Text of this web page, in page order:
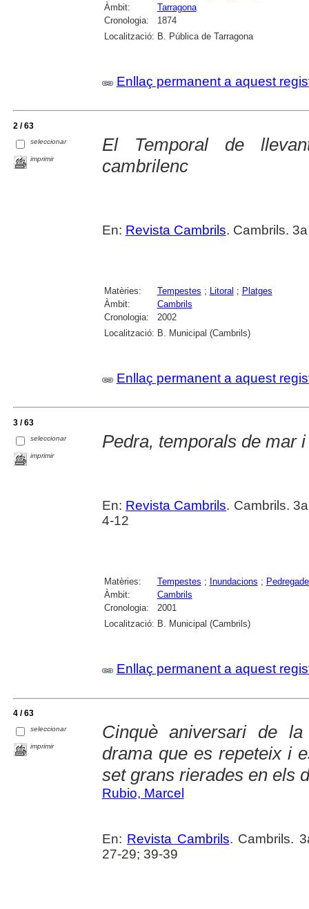
Àmbit:
Tarragona
Cronologia:
1874
Localització: B. Pública de Tarragona
Enllaç permanent a aquest
2 / 63
seleccionar
imprimir
El Temporal de
cambrilenc
En: Revista Cambrils. Cambrils.
Matèries: Tempestes ; Litoral ; Platges
Àmbit:
Cambrils
Cronologia:
2002
Localització: B. Municipal (Cambrils)
Enllaç permanent a aquest
3 / 63
seleccionar
imprimir
Pedra, temporals de mar
En: Revista Cambrils. Cambrils.
4-12
Matèries: Tempestes ; Inundacions ;
Àmbit:
Cambrils
Cronologia:
2001
Localització: B. Municipal (Cambrils)
Enllaç permanent a aquest
4 / 63
seleccionar
imprimir
Cinquè aniversari de
drama que es repeteix i
set grans rierades en els
Rubio, Marcel
En: Revista Cambrils. Cambrils.
27-29; 39-39